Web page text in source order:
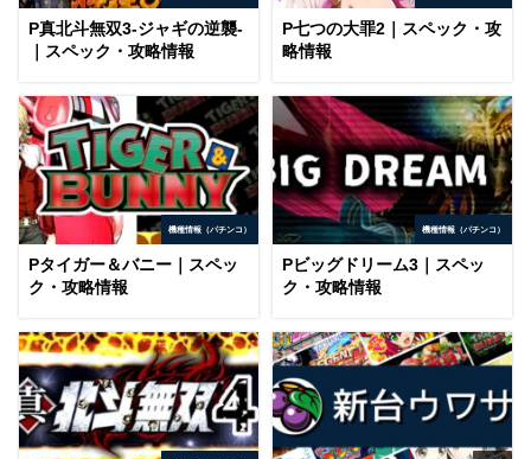
P真北斗無双3-ジャギの逆襲-
｜スペック・攻略情報
P七つの大罪2｜スペック・攻
略情報
機種情報（パチンコ）
Pタイガー＆バニー｜スペッ
ク・攻略情報
機種情報（パチンコ）
Pビッグドリーム3｜スペッ
ク・攻略情報